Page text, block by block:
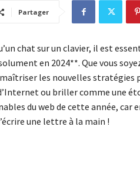
Partager
chat sur un clavier, il est
en 2024**. Que vous
les nouvelles stratégies
ou briller comme une
du web de cette année, car
une lettre à la main !